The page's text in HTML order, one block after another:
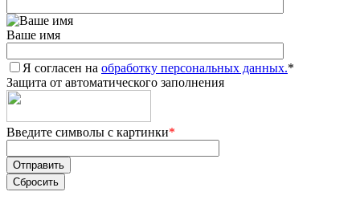
Ваше имя
Я согласен на обработку персональных данных.*
Защита от автоматического заполнения
Введите символы с картинки*